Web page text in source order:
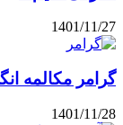
1401/11/27
گرامر مکالمه
1401/11/28